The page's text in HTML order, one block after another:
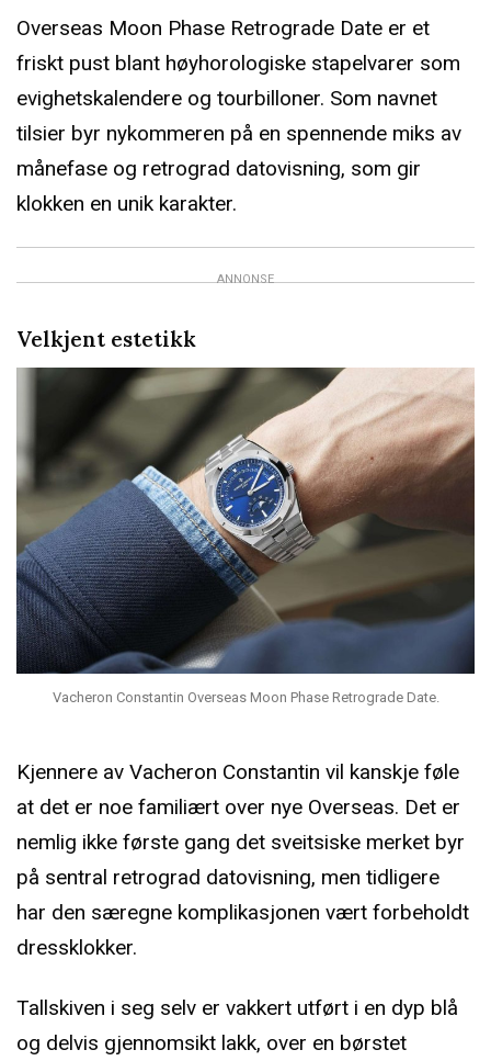
Overseas Moon Phase Retrograde Date er et
friskt pust blant høyhorologiske stapelvarer som
evighetskalendere og tourbilloner. Som navnet
tilsier byr nykommeren på en spennende miks av
månefase og retrograd datovisning, som gir
klokken en unik karakter.
ANNONSE
Velkjent estetikk
Vacheron Constantin Overseas Moon Phase Retrograde Date.
Kjennere av Vacheron Constantin vil kanskje føle
at det er noe familiært over nye Overseas. Det er
nemlig ikke første gang det sveitsiske merket byr
på sentral retrograd datovisning, men tidligere
har den særegne komplikasjonen vært forbeholdt
dressklokker.
Tallskiven i seg selv er vakkert utført i en dyp blå
og delvis gjennomsikt lakk, over en børstet